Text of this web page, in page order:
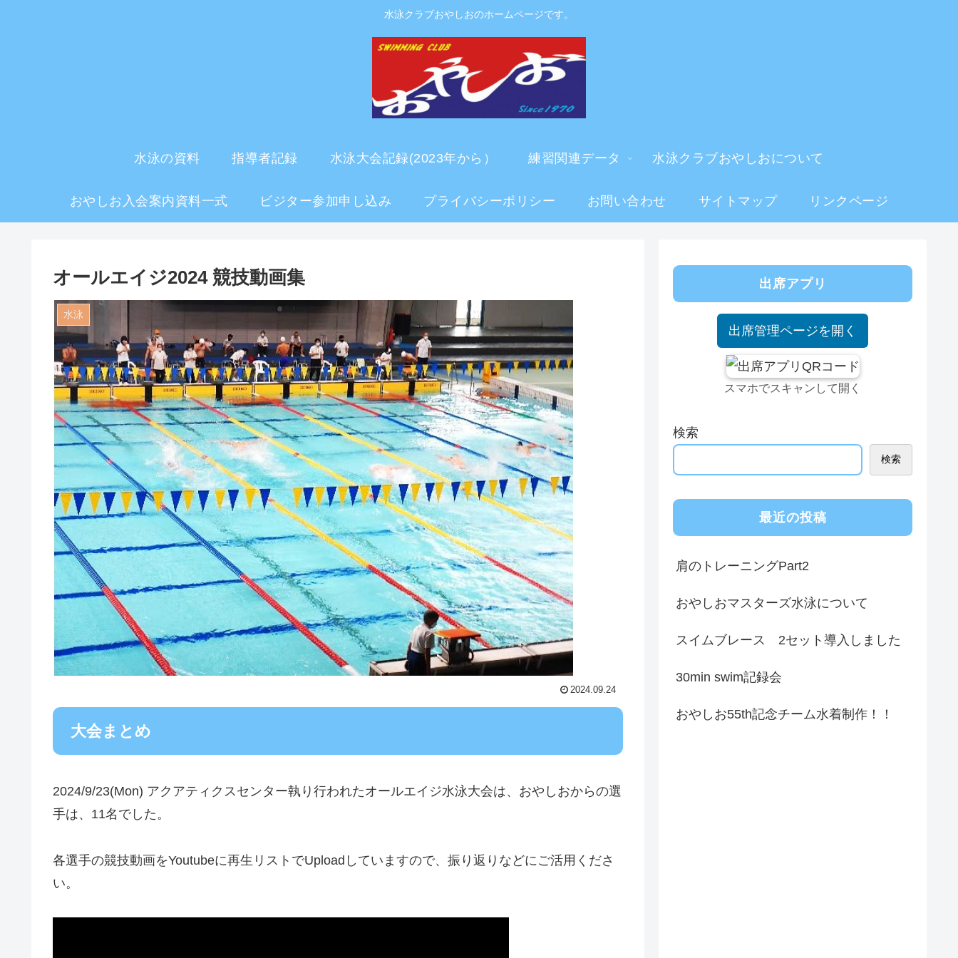
水泳クラブおやしおのホームページです。
水泳の資料 指導者記録 水泳大会記録(2023年から） 練習関連データ 水泳クラブおやしおについて
おやしお入会案内資料一式 ビジター参加申し込み プライバシーポリシー お問い合わせ サイトマップ リンクページ
オールエイジ2024 競技動画集
水泳
2024.09.24
大会まとめ
2024/9/23(Mon) アクアティクスセンター執り行われたオールエイジ水泳大会は、おやしおからの選
手は、11名でした。
各選手の競技動画をYoutubeに再生リストでUploadしていますので、振り返りなどにご活用くださ
い。
出席アプリ
出席管理ページを開く
スマホでスキャンして開く
検索
検索
最近の投稿
肩のトレーニングPart2
おやしおマスターズ水泳について
スイムブレース 2セット導入しました
30min swim記録会
おやしお55th記念チーム水着制作！！